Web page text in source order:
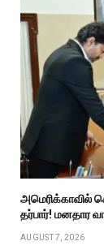
அமெரிக்காவில்
தர்பார்! மனதார
AUGUST 7, 2026